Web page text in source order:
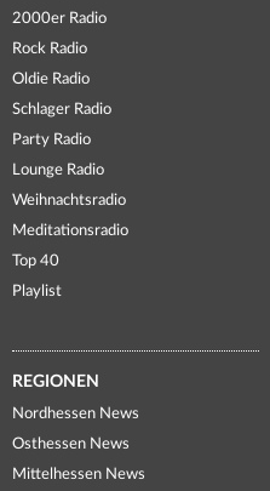
2000er Radio
Rock Radio
Oldie Radio
Schlager Radio
Party Radio
Lounge Radio
Weihnachtsradio
Meditationsradio
Top 40
Playlist
REGIONEN
Nordhessen News
Osthessen News
Mittelhessen News